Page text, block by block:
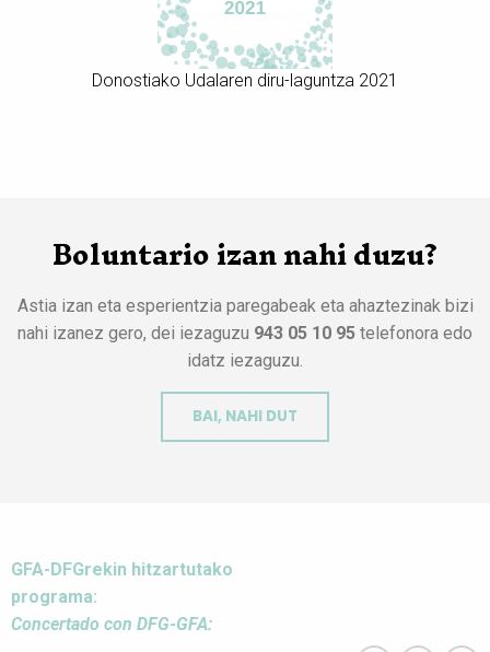
Donostiako Udalaren diru-laguntza 2021
Boluntario izan nahi duzu?
Astia izan eta esperientzia paregabeak eta ahaztezinak bizi
nahi izanez gero, dei iezaguzu 943 05 10 95 telefonora edo
idatz iezaguzu.
BAI, NAHI DUT
GFA-DFGrekin hitzartutako
programa:
Concertado con DFG-GFA: